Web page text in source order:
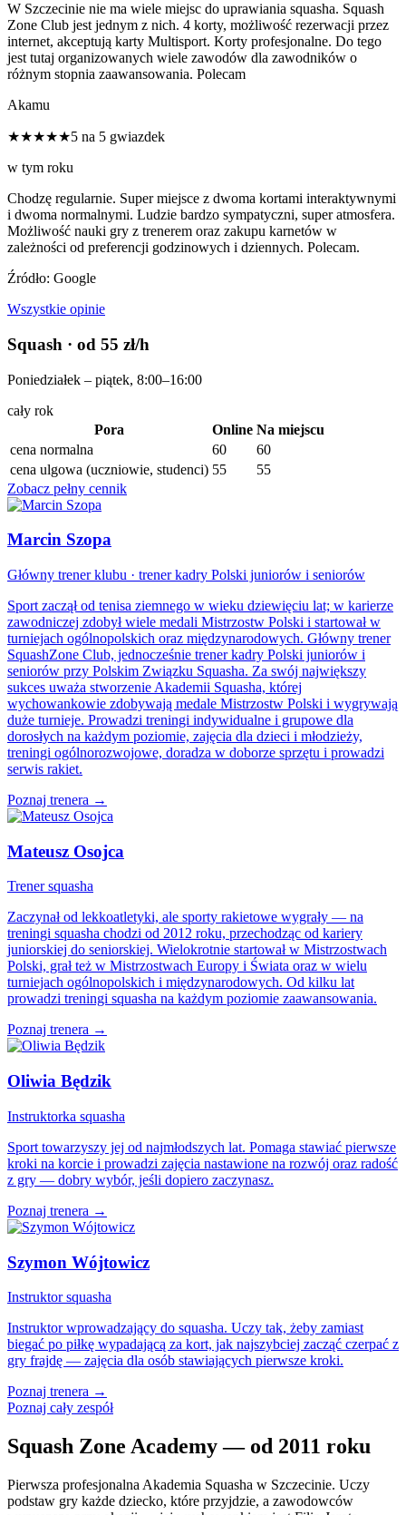
W Szczecinie nie ma wiele miejsc do uprawiania squasha. Squash
Zone Club jest jednym z nich. 4 korty, możliwość rezerwacji przez
internet, akceptują karty Multisport. Korty profesjonalne. Do tego
jest tutaj organizowanych wiele zawodów dla zawodników o
różnym stopnia zaawansowania. Polecam
Akamu
★★★★★5 na 5 gwiazdek
w tym roku
Chodzę regularnie. Super miejsce z dwoma kortami interaktywnymi
i dwoma normalnymi. Ludzie bardzo sympatyczni, super atmosfera.
Możliwość nauki gry z trenerem oraz zakupu karnetów w
zależności od preferencji godzinowych i dziennych. Polecam.
Źródło: Google
Wszystkie opinie
Squash · od 55 zł/h
Poniedziałek – piątek, 8:00–16:00
cały rok
Pora
Online Na miejscu
cena normalna
60
60
cena ulgowa (uczniowie, studenci) 55
55
Zobacz pełny cennik
Marcin Szopa
Główny trener klubu · trener kadry Polski juniorów i seniorów
Sport zaczął od tenisa ziemnego w wieku dziewięciu lat; w karierze
zawodniczej zdobył wiele medali Mistrzostw Polski i startował w
turniejach ogólnopolskich oraz międzynarodowych. Główny trener
SquashZone Club, jednocześnie trener kadry Polski juniorów i
seniorów przy Polskim Związku Squasha. Za swój największy
sukces uważa stworzenie Akademii Squasha, której
wychowankowie zdobywają medale Mistrzostw Polski i wygrywają
duże turnieje. Prowadzi treningi indywidualne i grupowe dla
dorosłych na każdym poziomie, zajęcia dla dzieci i młodzieży,
treningi ogólnorozwojowe, doradza w doborze sprzętu i prowadzi
serwis rakiet.
Poznaj trenera →
Mateusz Osojca
Trener squasha
Zaczynał od lekkoatletyki, ale sporty rakietowe wygrały — na
treningi squasha chodzi od 2012 roku, przechodząc od kariery
juniorskiej do seniorskiej. Wielokrotnie startował w Mistrzostwach
Polski, grał też w Mistrzostwach Europy i Świata oraz w wielu
turniejach ogólnopolskich i międzynarodowych. Od kilku lat
prowadzi treningi squasha na każdym poziomie zaawansowania.
Poznaj trenera →
Oliwia Będzik
Instruktorka squasha
Sport towarzyszy jej od najmłodszych lat. Pomaga stawiać pierwsze
kroki na korcie i prowadzi zajęcia nastawione na rozwój oraz radość
z gry — dobry wybór, jeśli dopiero zaczynasz.
Poznaj trenera →
Szymon Wójtowicz
Instruktor squasha
Instruktor wprowadzający do squasha. Uczy tak, żeby zamiast
biegać po piłkę wypadającą za kort, jak najszybciej zacząć czerpać z
gry frajdę — zajęcia dla osób stawiających pierwsze kroki.
Poznaj trenera →
Poznaj cały zespół
Squash Zone Academy — od 2011 roku
Pierwsza profesjonalna Akademia Squasha w Szczecinie. Uczy
podstaw gry każde dziecko, które przyjdzie, a zawodowców